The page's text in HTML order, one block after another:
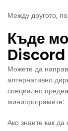
Между другото,
Къде
Можете да
алтернативно
специално
минипрограмите:
Ако знаете как